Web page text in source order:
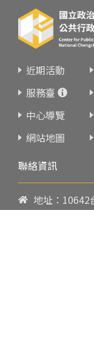
近期活動
服務臺
中心導覽
網站地圖
聯絡資訊
地址：10642